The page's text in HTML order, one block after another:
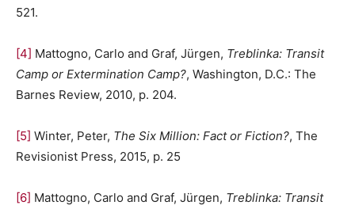
521.
[4] Mattogno, Carlo and Graf, Jürgen, Treblinka: Transit
Camp or Extermination Camp?, Washington, D.C.: The
Barnes Review, 2010, p. 204.
[5] Winter, Peter, The Six Million: Fact or Fiction?, The
Revisionist Press, 2015, p. 25
[6] Mattogno, Carlo and Graf, Jürgen, Treblinka: Transit